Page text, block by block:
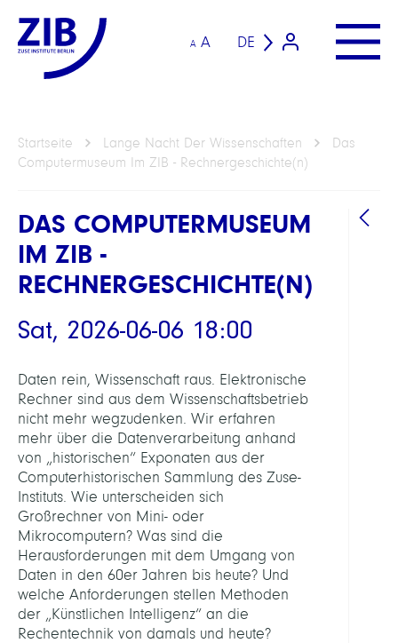
A A DE
Startseite Lange Nacht Der Wissenschaften
Das
Computermuseum Im ZIB - Rechnergeschichte(n)
DAS COMPUTERMUSEUM
IM ZIB -
RECHNERGESCHICHTE(N)
Sat, 2026-06-06 18:00
Daten rein, Wissenschaft raus. Elektronische
Rechner sind aus dem Wissenschaftsbetrieb
nicht mehr wegzudenken. Wir erfahren
mehr über die Datenverarbeitung anhand
von „historischen“ Exponaten aus der
Computerhistorischen Sammlung des Zuse-
Instituts. Wie unterscheiden sich
Großrechner von Mini- oder
Mikrocomputern? Was sind die
Herausforderungen mit dem Umgang von
Daten in den 60er Jahren bis heute? Und
welche Anforderungen stellen Methoden
der „Künstlichen Intelligenz“ an die
Rechentechnik von damals und heute?